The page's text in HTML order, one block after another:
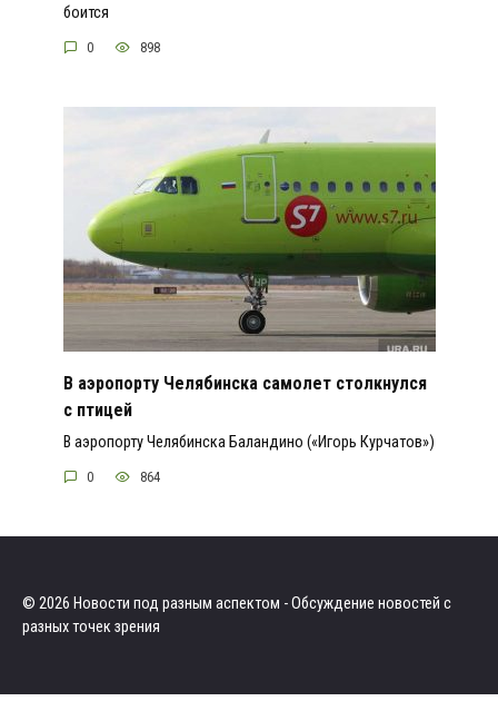
боится
0 898
В аэропорту Челябинска самолет столкнулся
с птицей
В аэропорту Челябинска Баландино («Игорь Курчатов»)
0 864
© 2026 Новости под разным аспектом - Обсуждение новостей с
разных точек зрения